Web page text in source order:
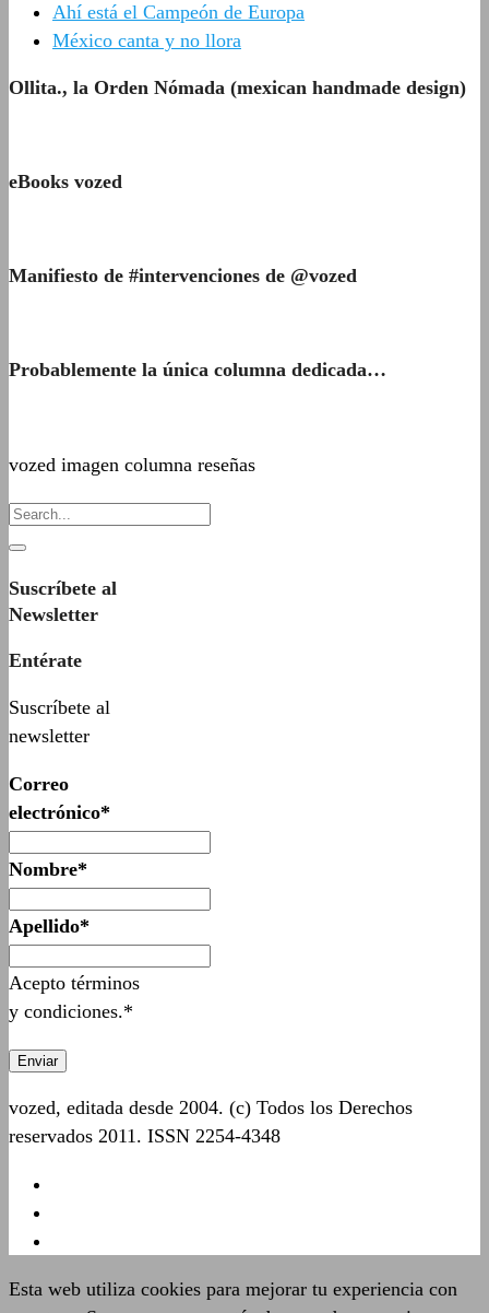
Ahí está el Campeón de Europa
México canta y no llora
Ollita., la Orden Nómada (mexican handmade design)
eBooks vozed
Manifiesto de #intervenciones de @vozed
Probablemente la única columna dedicada…
vozed imagen columna reseñas
Suscríbete al
Newsletter
Entérate
Suscríbete al
newsletter
Correo
electrónico*
Nombre*
Apellido*
Acepto términos
y condiciones.*
vozed, editada desde 2004. (c) Todos los Derechos
reservados 2011. ISSN 2254-4348
Esta web utiliza cookies para mejorar tu experiencia con